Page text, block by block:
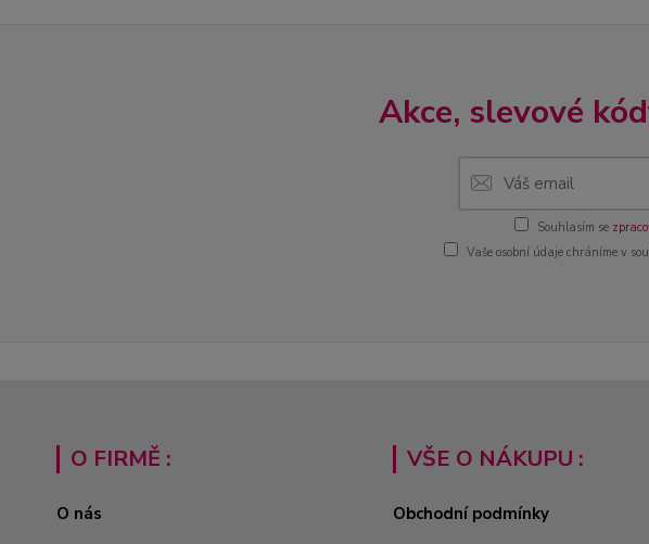
Akce, slevové
Souhlasím se
Vaše osobní údaje chráníme v
O FIRMĚ :
O nás
VŠE O NÁKUPU :
Obchodní podmínky